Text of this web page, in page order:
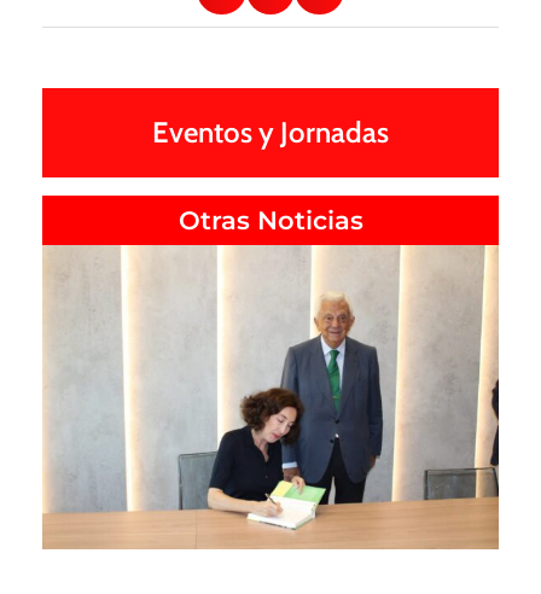
Eventos y Jornadas
Otras Noticias